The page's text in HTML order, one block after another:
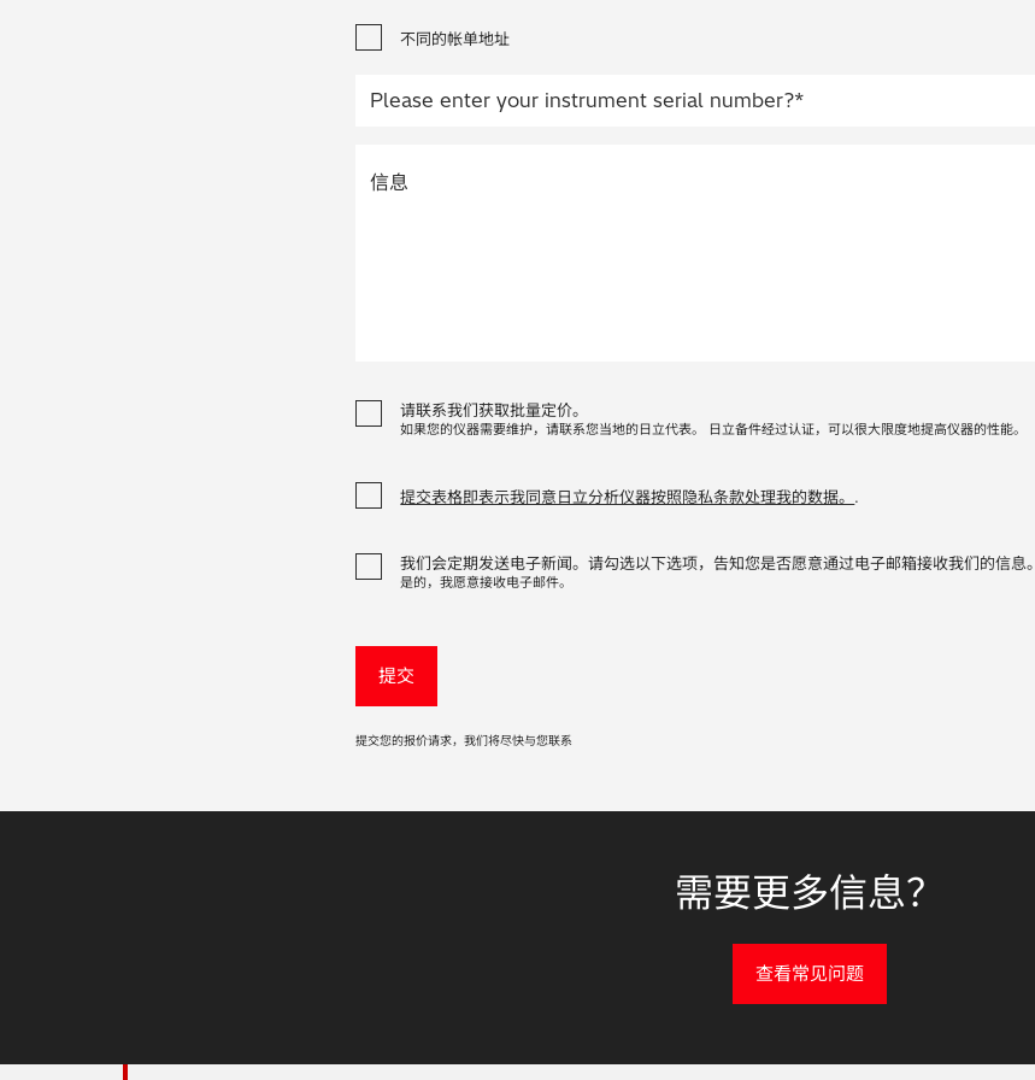
不同的帐单地址
请联系我们获取批量定价。
如果您的仪器需要维护，请联系您当地的日立代表。 日立备件经过认证，可以很大限度地提高仪器的性能。
提交表格即表示我同意日立分析仪器按照隐私条款处理我的数据。 .
我们会定期发送电子新闻。请勾选以下选项，告知您是否愿意通过电子邮箱接收我们的信息。
是的，我愿意接收电子邮件。
提交您的报价请求，我们将尽快与您联系
需要更多信息？
查看常见问题